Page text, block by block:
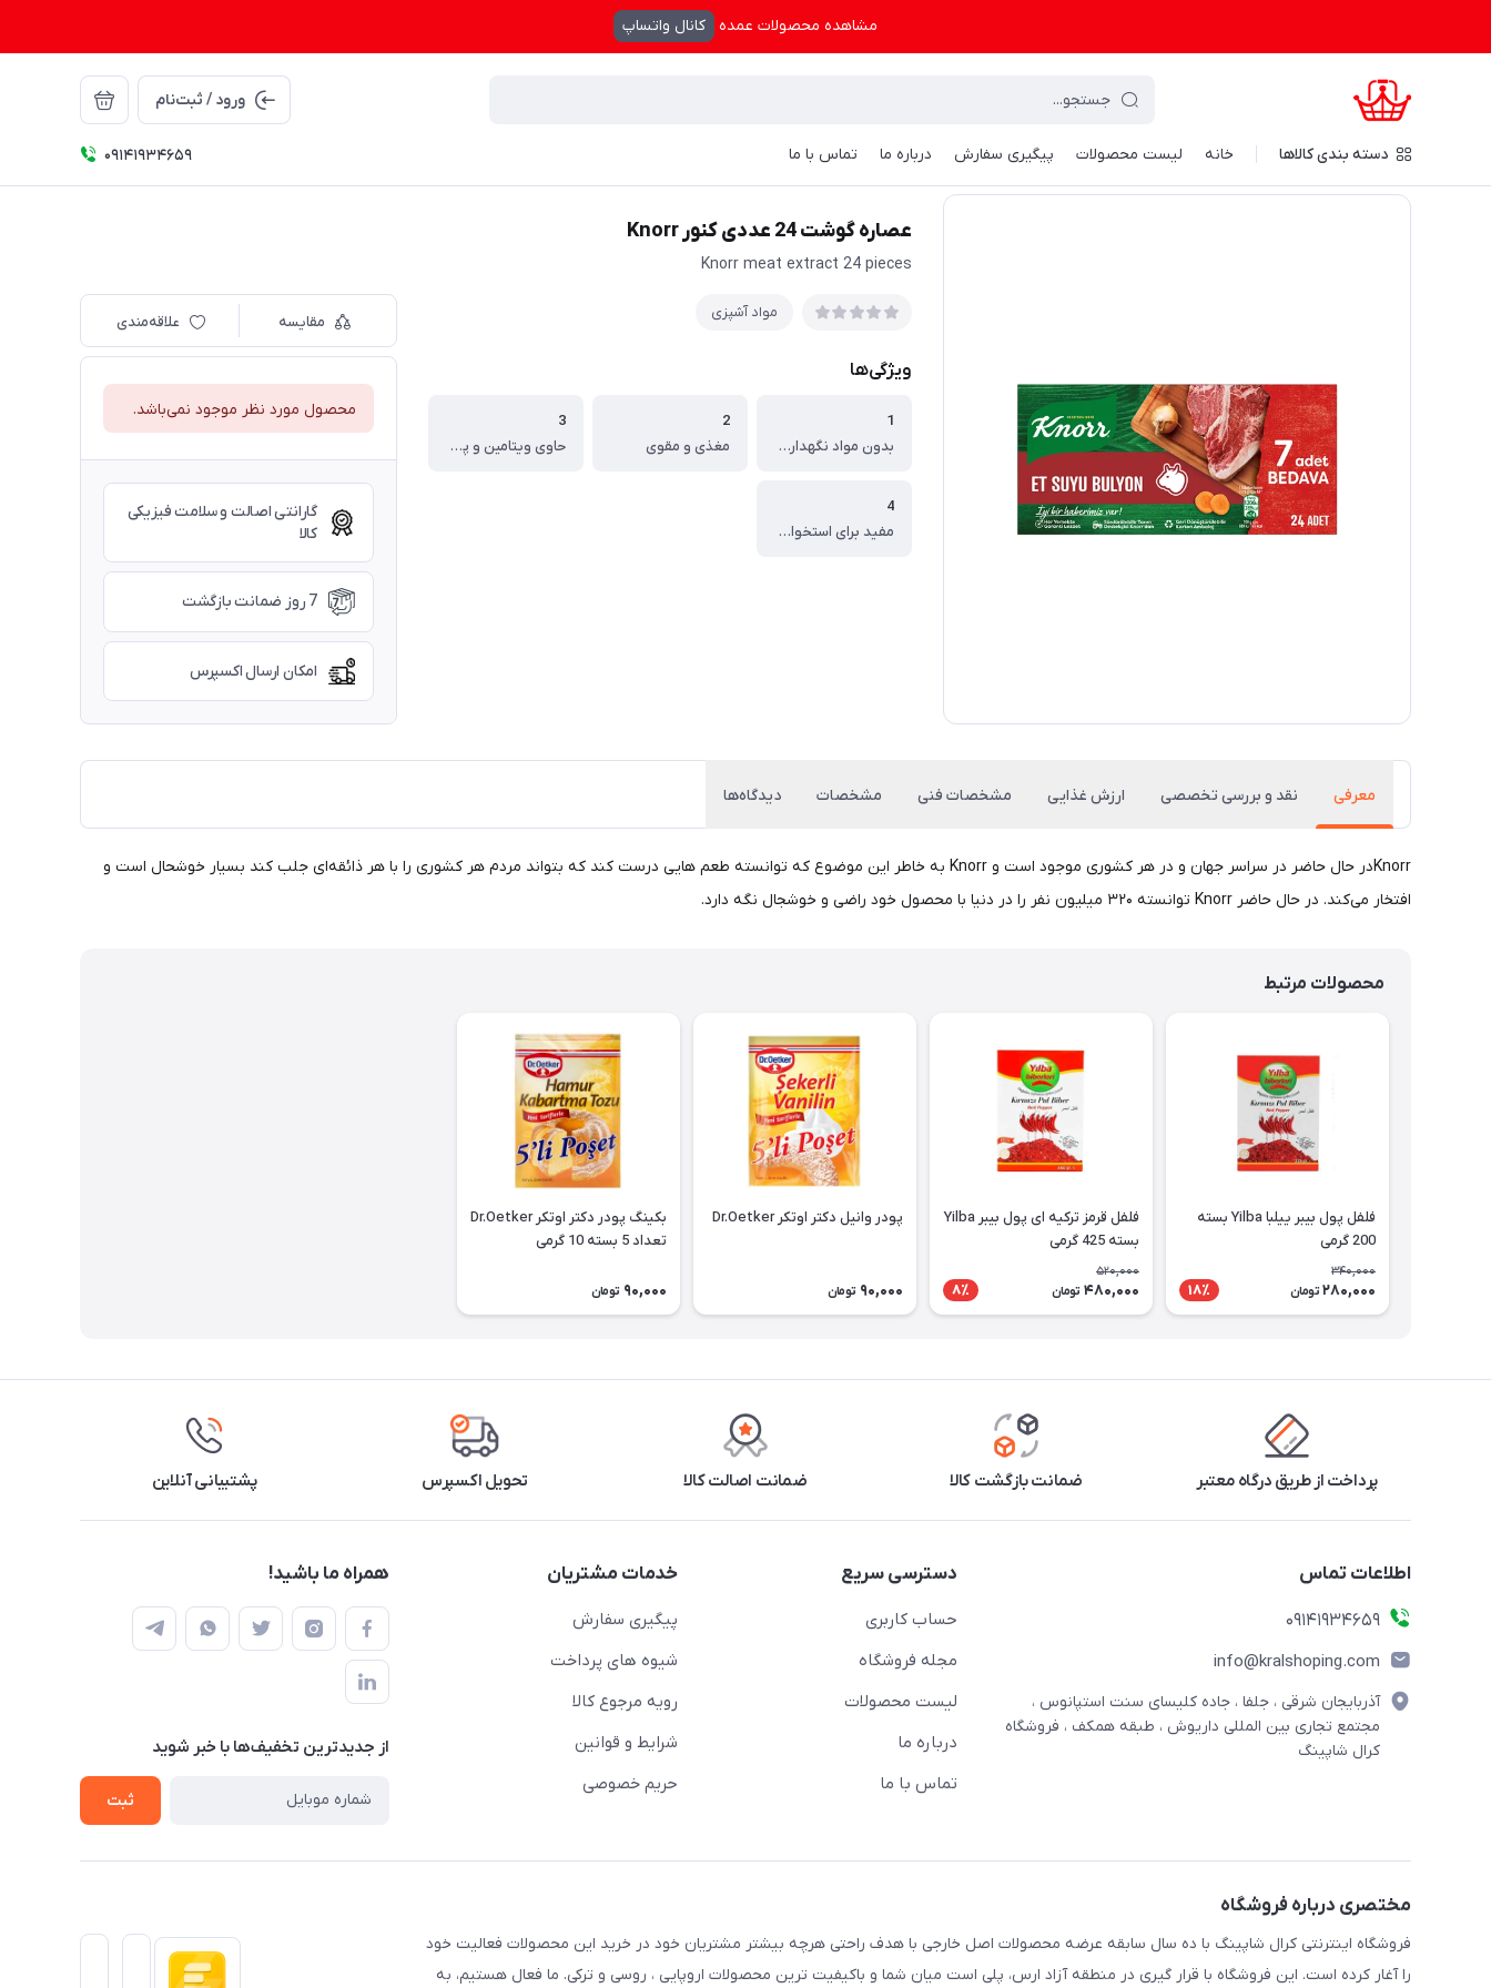
مشاهده محصولات عمده کانال واتساپ
ورود / ثبت‌نام
دسته‌ بندی کالاها خانه لیست محصولات پیگیری سفارش درباره ما تماس با ما 09141934659 کرال شاپینگ / مواد غذایی و نوشیدنی / کالای اساسی مواد آشپزی / عصاره گوشت 24 عددی کنور Knorr
عصاره گوشت 24 عددی کنور Knorr
Knorr meat extract 24 pieces
مواد آشپزی
ویژگی‌ها
1
بدون مواد نگهدارنده
2
مغذی و مقوی
3
حاوی ویتامین و پروتئین
4
مفید برای استخوان ها و غضروف
مقایسه علاقه‌مندی
محصول مورد نظر موجود نمی‌باشد.
گارانتی اصالت و سلامت فیزیکی
کالا
7 روز ضمانت بازگشت
امکان ارسال اکسپرس
معرفی نقد و بررسی تخصصی ارزش غذایی مشخصات فنی مشخصات دیدگاه‌ها
Knorrدر حال حاضر در سراسر جهان و در هر کشوری موجود است و Knorr به خاطر این موضوع که توانسته طعم هایی درست کند که بتواند مردم هر کشوری را با هر ذائقه‌ای جلب کند بسیار خوشحال است و
افتخار می‌کند. در حال حاضر Knorr توانسته ۳۲۰ میلیون نفر را در دنیا با محصول خود راضی و خوشجال نگه دارد.
محصولات مرتبط
فلفل پول بیبر ییلبا Yilba بسته
200 گرمی
340,000
280,000 تومان 18٪
فلفل قرمز ترکیه ای پول بیبر Yilba
بسته 425 گرمی
520,000
480,000 تومان 8٪
پودر وانیل دکتر اوتکر Dr.Oetker
90,000 تومان
بکینگ پودر دکتر اوتکر Dr.Oetker
تعداد 5 بسته 10 گرمی
90,000 تومان
پرداخت از طریق درگاه معتبر ضمانت بازگشت کالا ضمانت اصالت کالا تحویل اکسپرس پشتیبانی آنلاین
اطلاعات تماس
09141934659
info@kralshoping.com
آذربایجان شرقی ، جلفا ، جاده کلیسای سنت استپانوس ،
مجتمع تجاری بین المللی داریوش ، طبقه همکف ، فروشگاه
کرال شاپینگ
دسترسی سریع
حساب کاربری
مجله فروشگاه
لیست محصولات
درباره ما
تماس با ما
خدمات مشتریان
پیگیری سفارش
شیوه های پرداخت
رویه مرجوع کالا
شرایط و قوانین
حریم خصوصی
همراه ما باشید!
از جدید‌ترین تخفیف‌ها با‌ خبر شوید
ثبت
مختصری درباره فروشگاه
فروشگاه اینترنتی کرال شاپینگ با ده سال سابقه عرضه محصولات اصل خارجی با هدف راحتی هرچه بیشتر مشتریان خود در خرید این محصولات فعالیت خود
را آغار کرده است. این فروشگاه با قرار گیری در منطقه آزاد ارس، پلی است میان شما و باکیفیت ترین محصولات اروپایی ، روسی و ترکی. ما فعال هستیم، به